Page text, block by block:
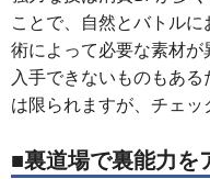
ことで、自然とバトル
術によって必要な素材
入手できないものもあ
は限られますが、チェッ
■裏道場で裏能力を